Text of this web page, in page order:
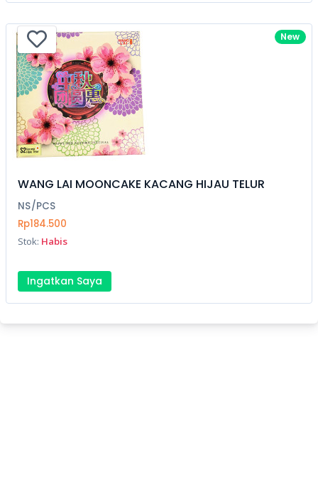
New
WANG LAI MOONCAKE KACANG HIJAU TELUR
NS/PCS
Rp184.500
Stok: Habis
Ingatkan Saya